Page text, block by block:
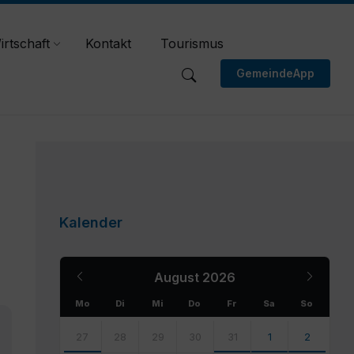
Kontakt Tourismus
GemeindeApp
Kalender
August 2026
Month
Mo Di Mi Do Fr Sa So
calendar
27 28 29 30 31 1 2